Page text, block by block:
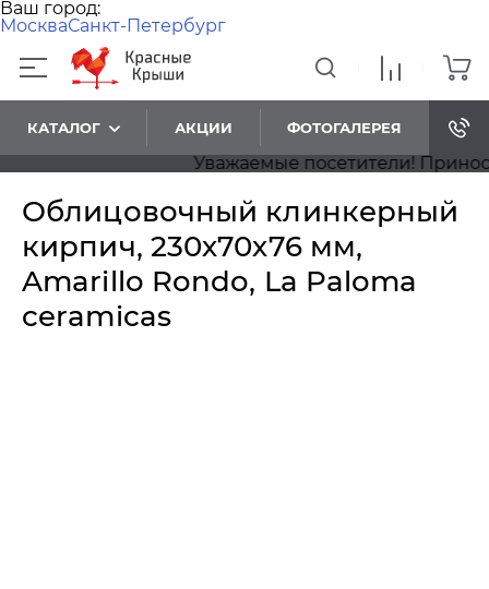
Ваш город:
МоскваСанкт-Петербург
КАТАЛОГ АКЦИИ ФОТОГАЛЕРЕЯ
Уважаемые посетители!
Облицовочный клинкерный
кирпич, 230х70х76 мм,
Amarillo Rondo, La Paloma
ceramicas